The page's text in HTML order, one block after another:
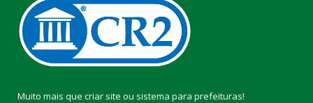
Muito mais que criar site ou sistema para prefeituras!